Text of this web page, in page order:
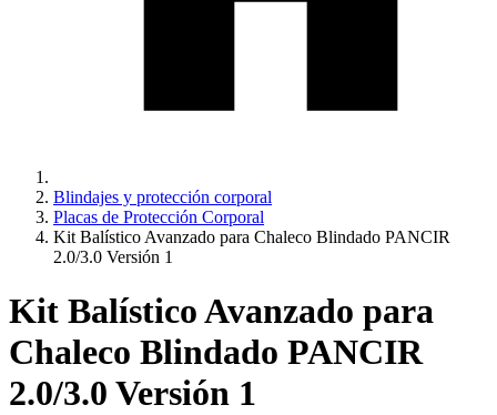
Blindajes y protección corporal
Placas de Protección Corporal
Kit Balístico Avanzado para Chaleco Blindado PANCIR
2.0/3.0 Versión 1
Kit Balístico Avanzado para
Chaleco Blindado PANCIR
2.0/3.0 Versión 1